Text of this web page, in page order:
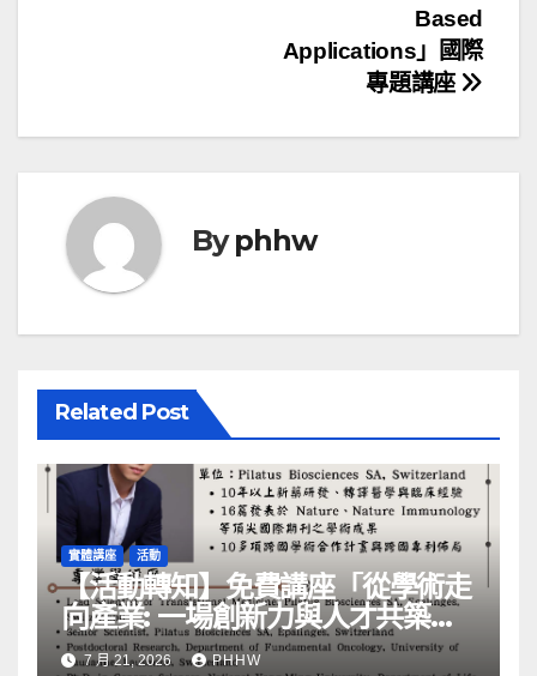
Based
Applications」國際
專題講座
Byphhw
Related Post
實體講座 活動
【活動轉知】免費講座「從學術走
向產業: ⼀場創新力與⼈才共築的
旅程」
7 月 21, 2026 PHHW